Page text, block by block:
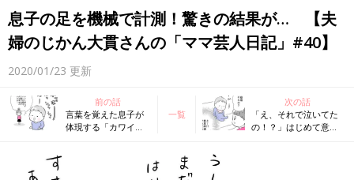
息子の足を機械で計測！驚きの結果が… 【夫
婦のじかん大貫さんの「ママ芸人日記」#40】
2020/01/23 更新
前の話
言葉を覚えた息子が
体現する「カワイ
一覧
次の話
「え、それで泣いてた
の！？」はじめて意思